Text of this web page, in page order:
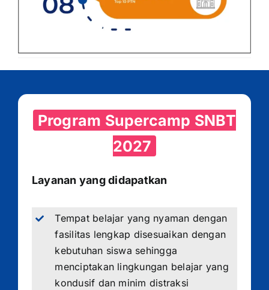
Program Supercamp SNBT
2027
Layanan yang didapatkan
Tempat belajar yang nyaman dengan
fasilitas lengkap disesuaikan dengan
kebutuhan siswa sehingga
menciptakan lingkungan belajar yang
kondusif dan minim distraksi